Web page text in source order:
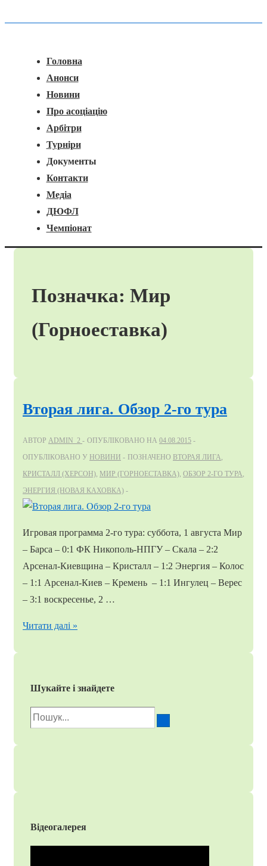
Головна
Анонси
Новини
Про асоціацію
Арбітри
Турніри
Документы
Контакти
Медіа
ДЮФЛ
Чемпіонат
Позначка: Мир
(Горноеставка)
Вторая лига. Обзор 2-го тура
АВТОР ADMIN_2 ОПУБЛІКОВАНО НА 04.08.2015
ОПУБЛІКОВАНО У НОВИНИ ПОЗНАЧЕНО ВТОРАЯ ЛИГА,
КРИСТАЛЛ (ХЕРСОН), МИР (ГОРНОЕСТАВКА), ОБЗОР 2-ГО ТУРА,
ЭНЕРГИЯ (НОВАЯ КАХОВКА)
Игровая программа 2-го тура: суббота, 1 августа Мир
– Барса – 0:1 ФК Никополь-НПГУ – Скала – 2:2
Арсенал-Киевщина – Кристалл – 1:2 Энергия – Колос
– 1:1 Арсенал-Киев – Кремень – 1:1 Ингулец – Верес
– 3:1 воскресенье, 2 …
Вторая
го
тура
Читати далі »
Шукайте і знайдете
Пошук
для:
Відеогалерея